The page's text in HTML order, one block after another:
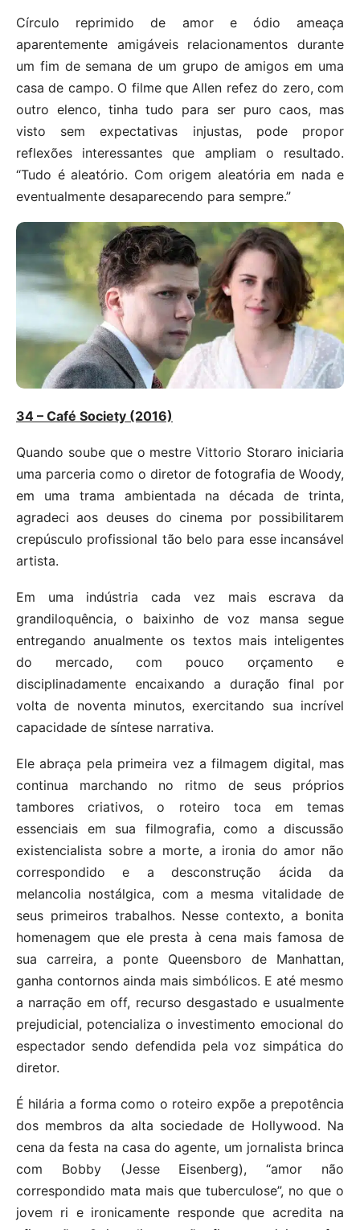
Círculo reprimido de amor e ódio ameaça
aparentemente amigáveis relacionamentos durante
um fim de semana de um grupo de amigos em uma
casa de campo. O filme que Allen refez do zero, com
outro elenco, tinha tudo para ser puro caos, mas
visto sem expectativas injustas, pode propor
reflexões interessantes que ampliam o resultado.
“Tudo é aleatório. Com origem aleatória em nada e
eventualmente desaparecendo para sempre.”
34 – Café Society (2016)
Quando soube que o mestre Vittorio Storaro iniciaria
uma parceria como o diretor de fotografia de Woody,
em uma trama ambientada na década de trinta,
agradeci aos deuses do cinema por possibilitarem
crepúsculo profissional tão belo para esse incansável
artista.
Em uma indústria cada vez mais escrava da
grandiloquência, o baixinho de voz mansa segue
entregando anualmente os textos mais inteligentes
do mercado, com pouco orçamento e
disciplinadamente encaixando a duração final por
volta de noventa minutos, exercitando sua incrível
capacidade de síntese narrativa.
Ele abraça pela primeira vez a filmagem digital, mas
continua marchando no ritmo de seus próprios
tambores criativos, o roteiro toca em temas
essenciais em sua filmografia, como a discussão
existencialista sobre a morte, a ironia do amor não
correspondido e a desconstrução ácida da
melancolia nostálgica, com a mesma vitalidade de
seus primeiros trabalhos. Nesse contexto, a bonita
homenagem que ele presta à cena mais famosa de
sua carreira, a ponte Queensboro de Manhattan,
ganha contornos ainda mais simbólicos. E até mesmo
a narração em off, recurso desgastado e usualmente
prejudicial, potencializa o investimento emocional do
espectador sendo defendida pela voz simpática do
diretor.
É hilária a forma como o roteiro expõe a prepotência
dos membros da alta sociedade de Hollywood. Na
cena da festa na casa do agente, um jornalista brinca
com Bobby (Jesse Eisenberg), “amor não
correspondido mata mais que tuberculose”, no que o
jovem ri e ironicamente responde que acredita na